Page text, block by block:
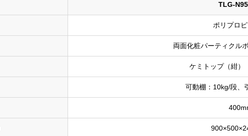
TLG-
ポリプロ
両面化粧パーティク
ケミトップ（紺
可動棚：10kg/段、